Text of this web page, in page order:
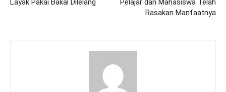
Layak Pakai Bakal Dilelang
Pelajar dan Mahasiswa Telah
Rasakan Manfaatnya